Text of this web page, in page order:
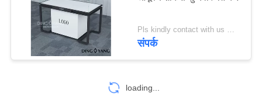
Pls kindly contact with us MOQ:1 दुकान या 5 सेट / किफायती आभूषण प्रदर्शन शोकेस
संपर्क
loading...